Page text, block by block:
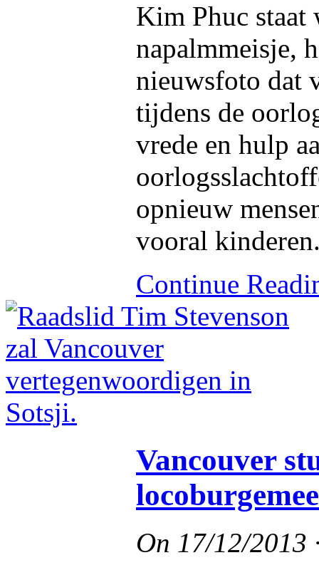
Kim Phuc staat
napalmmeisje,
nieuwsfoto dat
tijdens de
vrede en hulp
opnieuw
vooral
Continue
Vancouver
On 17/12/2013